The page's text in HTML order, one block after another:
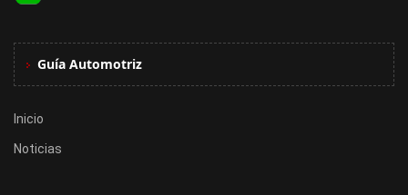
Guía Automotriz
Inicio
Noticias